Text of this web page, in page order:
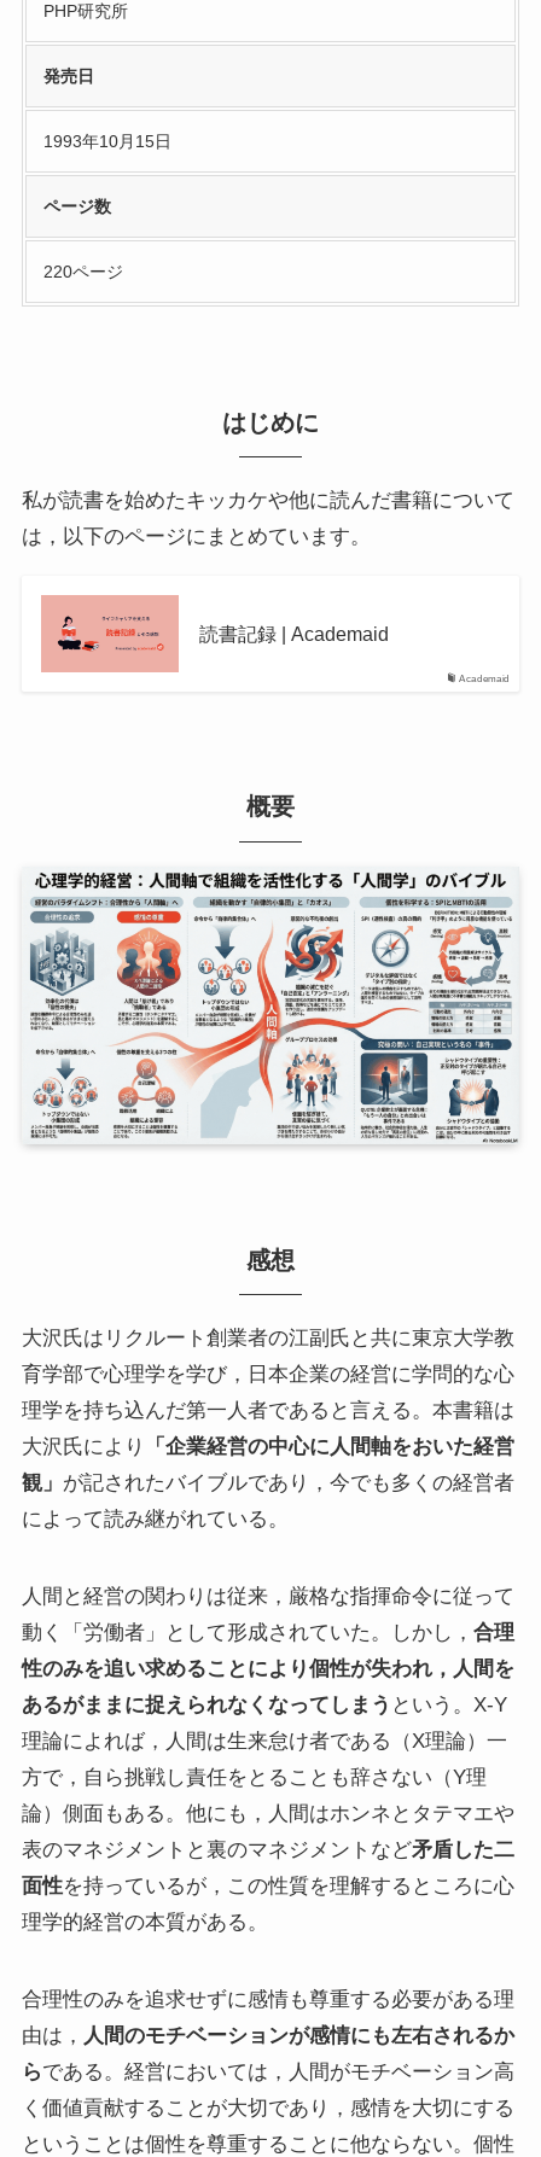
PHP研究所
発売日
1993年10月15日
ページ数
220ページ
はじめに
私が読書を始めたキッカケや他に読んだ書籍について
は，以下のページにまとめています。
Academaid
読書記録 | Academaid
概要
感想
大沢氏はリクルート創業者の江副氏と共に東京大学教
育学部で心理学を学び，日本企業の経営に学問的な心
理学を持ち込んだ第一人者であると言える。本書籍は
大沢氏により
「企業経営の中心に人間軸をおいた経営
観」 が記されたバイブルであり，今でも多くの経営者
によって読み継がれている。
人間と経営の関わりは従来，厳格な指揮命令に従って
動く「労働者」として形成されていた。しかし， 合理
性のみを追い求めることにより個性が失われ，人間を
あるがままに捉えられなくなってしまう という。X-Y
理論によれば，人間は生来怠け者である（X理論）一
方で，自ら挑戦し責任をとることも辞さない（Y理
論）側面もある。他にも，人間はホンネとタテマエや
表のマネジメントと裏のマネジメントなど矛盾した二
面性を持っているが，この性質を理解するところに心
理学的経営の本質がある。
合理性のみを追求せずに感情も尊重する必要がある理
由は， 人間のモチベーションが感情にも左右されるか
らである。経営においては，人間がモチベーション高
く価値貢献することが大切であり，感情を大切にする
ということは個性を尊重することに他ならない。個性